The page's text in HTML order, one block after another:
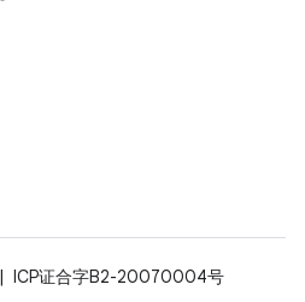
ICP证合字B2-20070004号